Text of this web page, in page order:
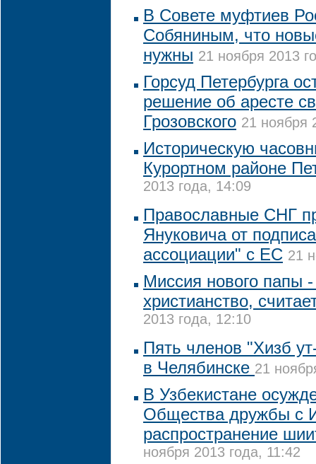
В Совете муфтиев
Собяниным, что
нужны 21 ноября 2013
Горсуд Петербурга
решение об аресте
Грозовского 21 ноября
Историческую
Курортном районе
2013 года, 14:09
Православные СНГ
Януковича от
ассоциации" с ЕС 21
Миссия нового папы
христианство,
2013 года, 12:10
Пять членов "Хизб
в Челябинске 21
В Узбекистане
Общества дружбы с
распространение
ноября 2013 года, 11:42